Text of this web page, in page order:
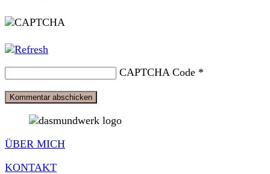
Kommentieren
ein
zum
ein
ein
CAPTCHA Code *
ÜBER MICH
KONTAKT